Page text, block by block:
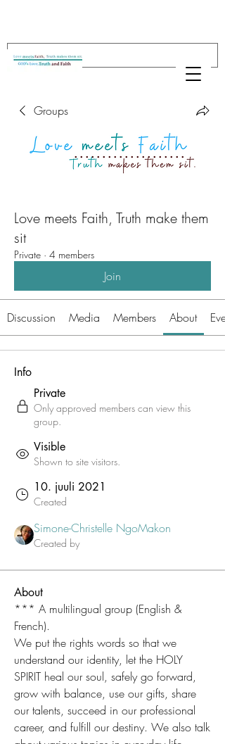
Groups
Love meets Faith, Truth make them
sit
Private · 4 members
Join
Discussion Media Members About
Info
Private
Only approved members can view this
group.
Visible
Shown to site visitors.
10. juuli 2021
Created
Simone-Christelle NgoMakon
Created by
About
*** A multilingual group (English &
French).
We put the rights words so that we
understand our identity, let the HOLY
SPIRIT heal our soul, safely go forward,
grow with balance, use our gifts, share
our talents, succeed in our professional
career, and fulfill our destiny. We also talk